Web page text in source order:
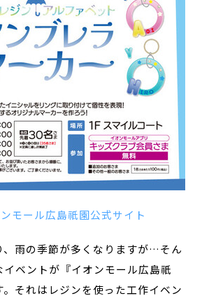
モール広島祇園公式サイト
、雨の季節が多くなりますが…そん
ベントが『イオンモール広島祇
それはレジンを使った工作イベン